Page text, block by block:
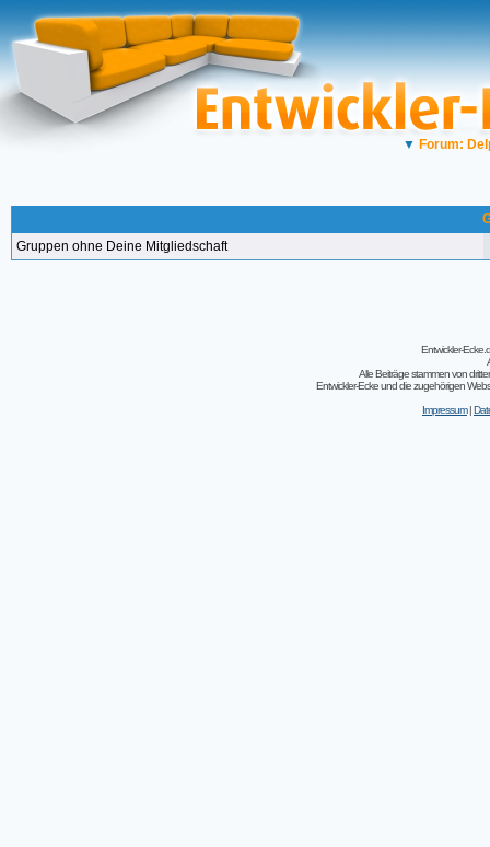
▼ Forum:
Gruppen ohne Deine Mitgliedschaft
Entwickler-
Alle Beiträge stammen von
Entwickler-Ecke und die zugehörigen
Impressum|